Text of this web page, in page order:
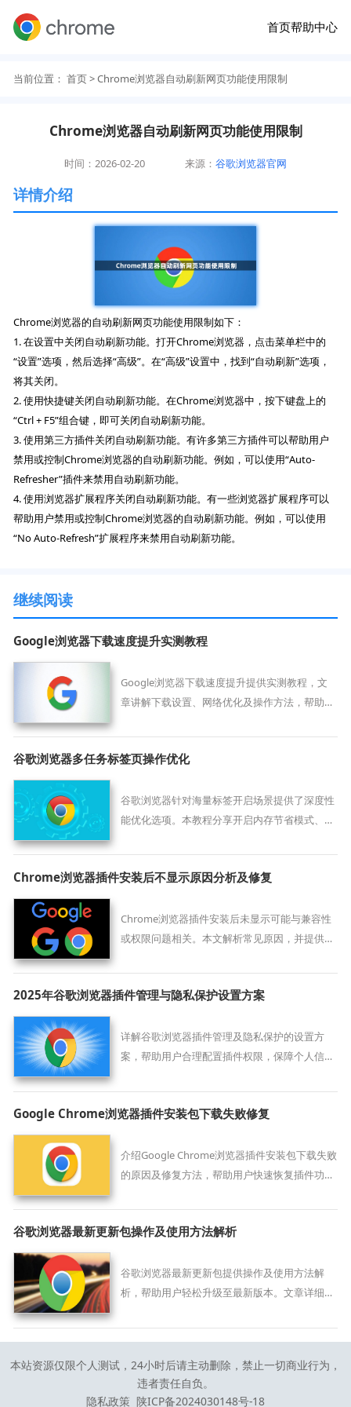
首页帮助中心
当前位置： 首页> Chrome浏览器自动刷新网页功能使用限制
Chrome浏览器自动刷新网页功能使用限制
时间：2026-02-20 来源：谷歌浏览器官网
详情介绍
Chrome浏览器的自动刷新网页功能使用限制如下：
1. 在设置中关闭自动刷新功能。打开Chrome浏览器，点击菜单栏中的
“设置”选项，然后选择“高级”。在“高级”设置中，找到“自动刷新”选项，
将其关闭。
2. 使用快捷键关闭自动刷新功能。在Chrome浏览器中，按下键盘上的
“Ctrl + F5”组合键，即可关闭自动刷新功能。
3. 使用第三方插件关闭自动刷新功能。有许多第三方插件可以帮助用户
禁用或控制Chrome浏览器的自动刷新功能。例如，可以使用“Auto-
Refresher”插件来禁用自动刷新功能。
4. 使用浏览器扩展程序关闭自动刷新功能。有一些浏览器扩展程序可以
帮助用户禁用或控制Chrome浏览器的自动刷新功能。例如，可以使用
“No Auto-Refresh”扩展程序来禁用自动刷新功能。
继续阅读
Google浏览器下载速度提升实测教程
Google浏览器下载速度提升提供实测教程，文
章讲解下载设置、网络优化及操作方法，帮助用
谷歌浏览器多任务标签页操作优化
谷歌浏览器针对海量标签开启场景提供了深度性
能优化选项。本教程分享开启内存节省模式、利
战策略，助您在处理繁杂资讯流时依然保持界面
清爽，让软硬件资源得到合理分配，彻底告别由
Chrome浏览器插件安装后不显示原因分析及修复
Chrome浏览器插件安装后未显示可能与兼容性
或权限问题相关。本文解析常见原因，并提供修
2025年谷歌浏览器插件管理与隐私保护设置方案
详解谷歌浏览器插件管理及隐私保护的设置方
案，帮助用户合理配置插件权限，保障个人信息
Google Chrome浏览器插件安装包下载失败修复
介绍Google Chrome浏览器插件安装包下载失败
的原因及修复方法，帮助用户快速恢复插件功
谷歌浏览器最新更新包操作及使用方法解析
谷歌浏览器最新更新包提供操作及使用方法解
析，帮助用户轻松升级至最新版本。文章详细解
本站资源仅限个人测试，24小时后请主动删除，禁止一切商业行为，
违者责任自负。
隐私政策 陕ICP备2024030148号-18